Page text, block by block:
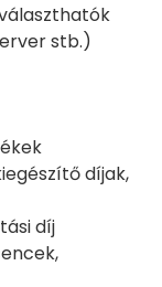
stb.)
díjak,
díj